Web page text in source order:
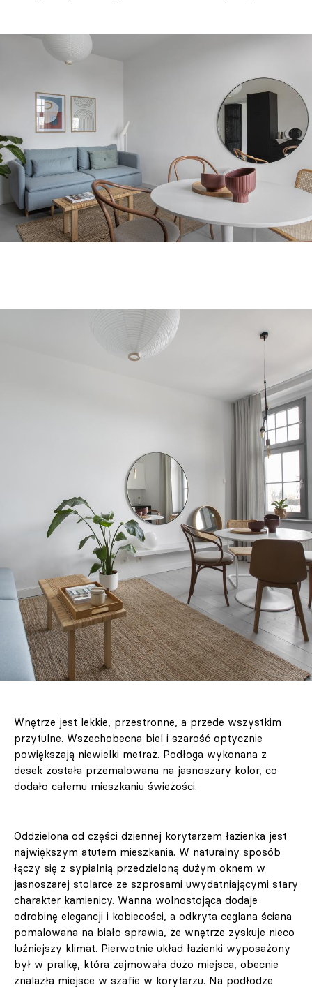
Wnętrze jest lekkie, przestronne, a przede wszystkim
przytulne. Wszechobecna biel i szarość optycznie
powiększają niewielki metraż. Podłoga wykonana z
desek została przemalowana na jasnoszary kolor, co
dodało całemu mieszkaniu świeżości.
Oddzielona od części dziennej korytarzem łazienka jest
największym atutem mieszkania. W naturalny sposób
łączy się z sypialnią przedzieloną dużym oknem w
jasnoszarej stolarce ze szprosami uwydatniającymi stary
charakter kamienicy. Wanna wolnostojąca dodaje
odrobinę elegancji i kobiecości, a odkryta ceglana ściana
pomalowana na biało sprawia, że wnętrze zyskuje nieco
luźniejszy klimat. Pierwotnie układ łazienki wyposażony
był w pralkę, która zajmowała dużo miejsca, obecnie
znalazła miejsce w szafie w korytarzu. Na podłodze